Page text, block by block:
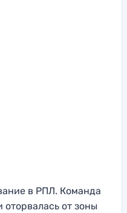
в РПЛ. Команда
от зоны